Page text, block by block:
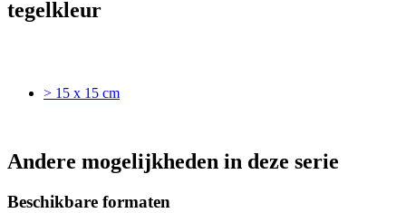
tegelkleur
> 15 x 15 cm
Andere mogelijkheden in deze serie
Beschikbare formaten